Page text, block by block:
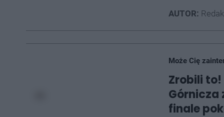
AUTOR:
Może Cię
Zrobili to!
Górnicza
finale